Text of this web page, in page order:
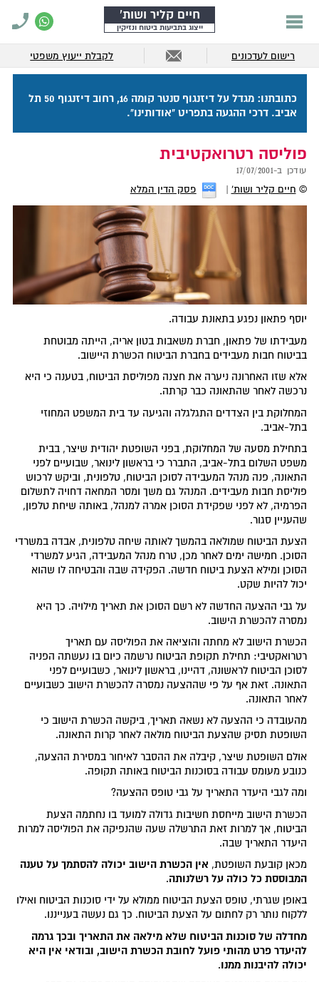
חיים קליר ושות'
ייצוג בתביעות ביטוח ונזיקין
רישום לעדכונים לקבלת ייעוץ משפטי
כתובתנו: מגדל על דיזנגוף סנטר קומה 16, רחוב דיזנגוף 50 תל
אביב. דרכי ההגעה בתפריט "אודותינו".
פוליסה רטרואקטיבית
עודכן ב-17/07/2001
© חיים קליר ושות' פסק הדין המלא
יוסף פתאון נפגע בתאונת עבודה.
מעבידתו של פתאון, חברת משאבות בטון אריה, הייתה מבוטחת
בביטוח חבות מעבידים בחברת הביטוח הכשרת היישוב.
אלא שזו האחרונה ניערה את חצנה מפוליסת הביטוח, בטענה כי היא
נרכשה לאחר שהתאונה כבר קרתה.
המחלוקת בין הצדדים התגלגלה והגיעה עד בית המשפט המחוזי
בתל-אביב.
בתחילת מסעה של המחלוקת, בפני השופטת יהודית שיצר, בבית
משפט השלום בתל-אביב, התברר כי בראשון לינואר, שבועיים לפני
התאונה, פנה מנהל המעבידה לסוכן הביטוח, טלפונית, וביקש לרכוש
פוליסת חבות מעבידים. המנהל גם משך ומסר המחאה דחויה לתשלום
הפרמיה, לא לפני שפקידת הסוכן אמרה למנהל, באותה שיחת טלפון,
שהעניין סגור.
הצעת הביטוח שמולאה בהמשך לאותה שיחה טלפונית, אבדה במשרדי
הסוכן. חמישה ימים לאחר מכן, טרח מנהל המעבידה, הגיע למשרדי
הסוכן ומילא הצעת ביטוח חדשה. הפקידה שבה והבטיחה לו שהוא
יכול להיות שקט.
על גבי ההצעה החדשה לא רשם הסוכן את תאריך מילויה. כך היא
נמסרה להכשרת הישוב.
הכשרת הישוב לא מחתה והוציאה את הפוליסה עם תאריך
רטרואקטיבי: תחילת תקופת הביטוח נרשמה כיום בו נעשתה הפניה
לסוכן הביטוח לראשונה, דהיינו, בראשון לינואר, כשבועיים לפני
התאונה. זאת אף על פי שההצעה נמסרה להכשרת הישוב כשבועיים
לאחר התאונה.
מהעובדה כי ההצעה לא נשאה תאריך, ביקשה הכשרת הישוב כי
השופטת תסיק שהצעת הביטוח מולאה לאחר קרות התאונה.
אולם השופטת שיצר, קיבלה את ההסבר לאיחור במסירת ההצעה,
כנובע מעומס עבודה בסוכנות הביטוח באותה תקופה.
ומה לגבי היעדר התאריך על גבי טופס ההצעה?
הכשרת הישוב מייחסת חשיבות גדולה למועד בו נחתמה הצעת
הביטוח, אך למרות זאת התרשלה שעה שהנפיקה את הפוליסה למרות
היעדר התאריך שבה.
מכאן קובעת השופטת, אין הכשרת הישוב יכולה להסתמך על טענה
המבוססת כל כולה על רשלנותה.
באופן שגרתי, טופס הצעת הביטוח ממולא על ידי סוכנות הביטוח ואילו
ללקוח נותר רק לחתום על הצעת הביטוח. כך גם נעשה בענייננו.
מחדלה של סוכנות הביטוח שלא מילאה את התאריך ובכך גרמה
להיעדר פרט מהותי פועל לחובת הכשרת הישוב, ובודאי אין היא
יכולה להיבנות ממנו.